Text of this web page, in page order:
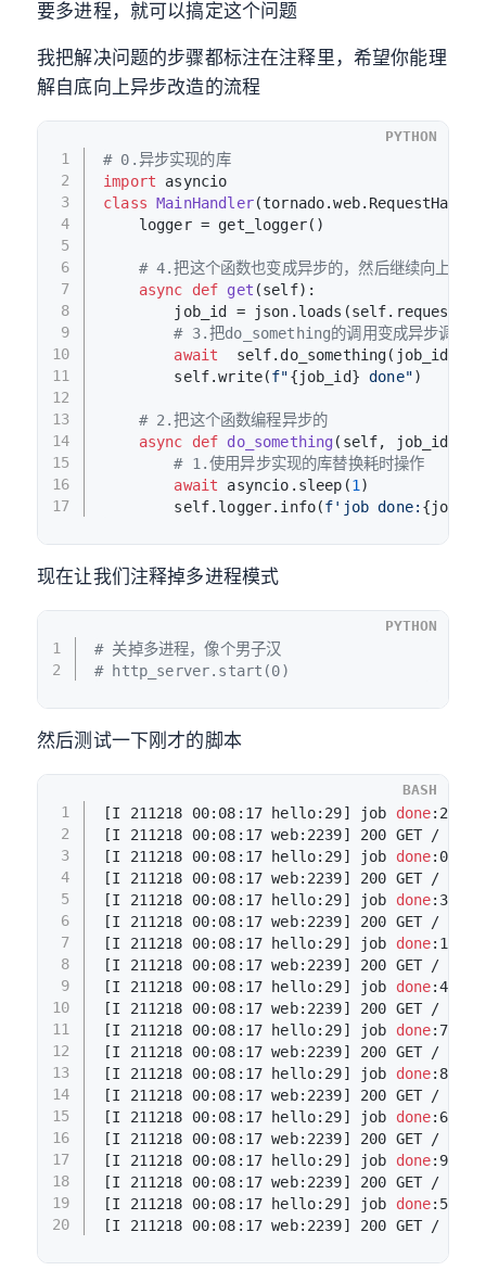
要多进程，就可以搞定这个问题
我把解决问题的步骤都标注在注释里，希望你能理
解自底向上异步改造的流程
1
2
3
4
5
6
7
8
9
10
11
12
13
14
15
16
17
# 0.异步实现的库
import asyncio
class MainHandler
    logger = get_logger()
# 4.把这个函数也变成异步的，然后继续向上变
async
def get (self):
job_id =
# 3.把do_something的调用变成异步调用
await
  self.do_something(job_id)
        self.write(
f"{job_id} done")
# 2.把这个函数编程异步的
async
def do_something ( self, job_id
# 1.使用异步实现的库替换耗时操作
await asyncio.sleep(1 )
        self.logger.info(
f'job done:
PYTHON
现在让我们注释掉多进程模式
1
2
# 关掉多进程，像个男子汉
# http_server.start(0)
PYTHON
然后测试一下刚才的脚本
1
2
3
4
5
6
7
8
9
10
11
12
13
14
15
16
17
18
19
20
[I 211218 00:08:17 hello:29] job done:2
[I 211218 00:08:17 web:2239] 200 GET /
[I 211218 00:08:17 hello:29] job done:0
[I 211218 00:08:17 web:2239] 200 GET /
[I 211218 00:08:17 hello:29] job done:3
[I 211218 00:08:17 web:2239] 200 GET /
[I 211218 00:08:17 hello:29] job done:1
[I 211218 00:08:17 web:2239] 200 GET /
[I 211218 00:08:17 hello:29] job done:4
[I 211218 00:08:17 web:2239] 200 GET /
[I 211218 00:08:17 hello:29] job done:7
[I 211218 00:08:17 web:2239] 200 GET /
[I 211218 00:08:17 hello:29] job done:8
[I 211218 00:08:17 web:2239] 200 GET /
[I 211218 00:08:17 hello:29] job done:6
[I 211218 00:08:17 web:2239] 200 GET /
[I 211218 00:08:17 hello:29] job done:9
[I 211218 00:08:17 web:2239] 200 GET /
[I 211218 00:08:17 hello:29] job done:5
[I 211218 00:08:17 web:2239] 200 GET /
BASH